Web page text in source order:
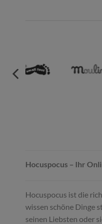
Hocuspocus – Ihr
Hocuspocus ist die
wissen schöne Dinge
seinen Liebsten oder